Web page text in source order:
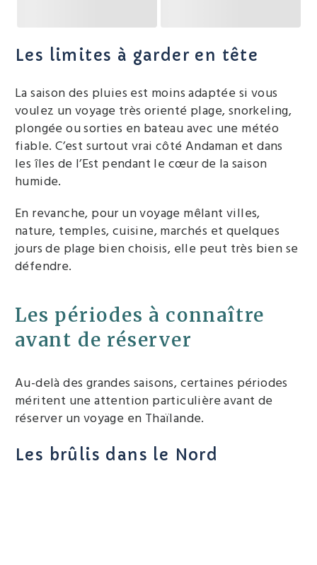
Les limites à garder en tête
La saison des pluies est moins adaptée si vous
voulez un voyage très orienté plage, snorkeling,
plongée ou sorties en bateau avec une météo
fiable. C’est surtout vrai côté Andaman et dans
les îles de l’Est pendant le cœur de la saison
humide.
En revanche, pour un voyage mêlant villes,
nature, temples, cuisine, marchés et quelques
jours de plage bien choisis, elle peut très bien se
défendre.
Les périodes à connaître
avant de réserver
Au-delà des grandes saisons, certaines périodes
méritent une attention particulière avant de
réserver un voyage en Thaïlande.
Les brûlis dans le Nord